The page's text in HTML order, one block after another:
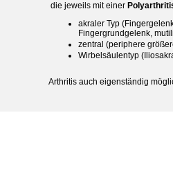
die jeweils mit einer
akraler Typ
Fingergrundgelenk,
zentral (periphere
Wirbelsäulentyp
Arthritis auch eigenständig